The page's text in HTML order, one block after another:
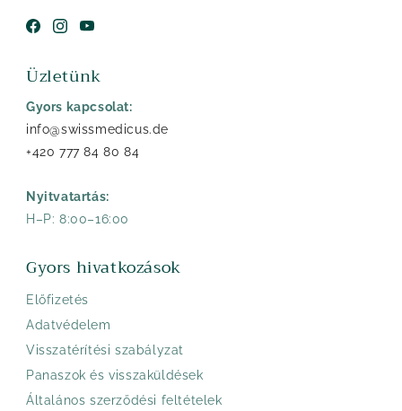
Facebook
Instagram
YouTube
Üzletünk
Gyors kapcsolat:
info@swissmedicus.de
+420 777 84 80 84
Nyitvatartás:
H–P: 8:00–16:00
Gyors hivatkozások
Előfizetés
Adatvédelem
Visszatérítési szabályzat
Panaszok és visszaküldések
Általános szerződési feltételek